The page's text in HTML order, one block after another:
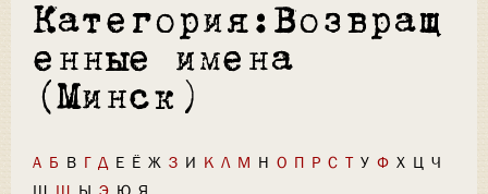
Категория:Возвращ
енные имена
(Минск)
А Б В Г Д Е Ё Ж З И К Л М Н О П Р С Т У Ф Х Ц Ч